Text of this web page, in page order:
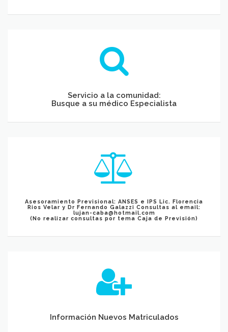
Servicio a la comunidad:
Busque a su médico Especialista
Asesoramiento Previsional: ANSES e IPS Lic. Florencia Rios Velar, y Dr
Asesoramiento Previsional: ANSES e IPS Lic. Florencia
Rios Velar y Dr Fernando Galazzi Consultas al email:
lujan-caba@hotmail.com
(No realizar consultas por tema Caja de Previsión)
Información Nuevos Matriculados
Información Nuevos Matriculados